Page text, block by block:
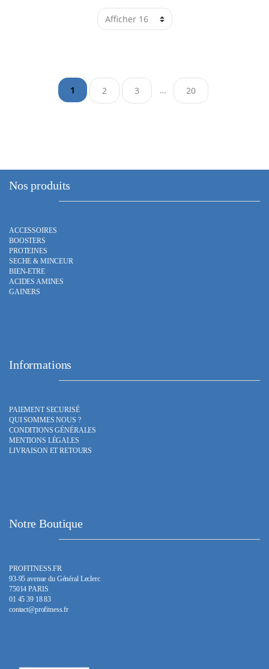
1 2 3 … 20
Nos produits
ACCESSOIRES
BOOSTERS
PROTEINES
SECHE & MINCEUR
BIEN-ETRE
ACIDES AMINES
GAINERS
Informations
PAIEMENT SECURISÉ
QUI SOMMES NOUS ?
CONDITIONS GÉNÉRALES
MENTIONS LÉGALES
LIVRAISON ET RETOURS
Notre Boutique
PROFITNESS.FR
93-95 avenue du Général Leclerc
75014 PARIS
01 45 39 18 83
contact@profitness.fr